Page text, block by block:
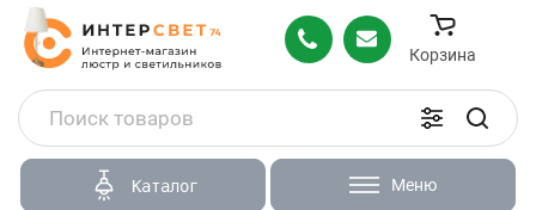
Корзина
Каталог Меню